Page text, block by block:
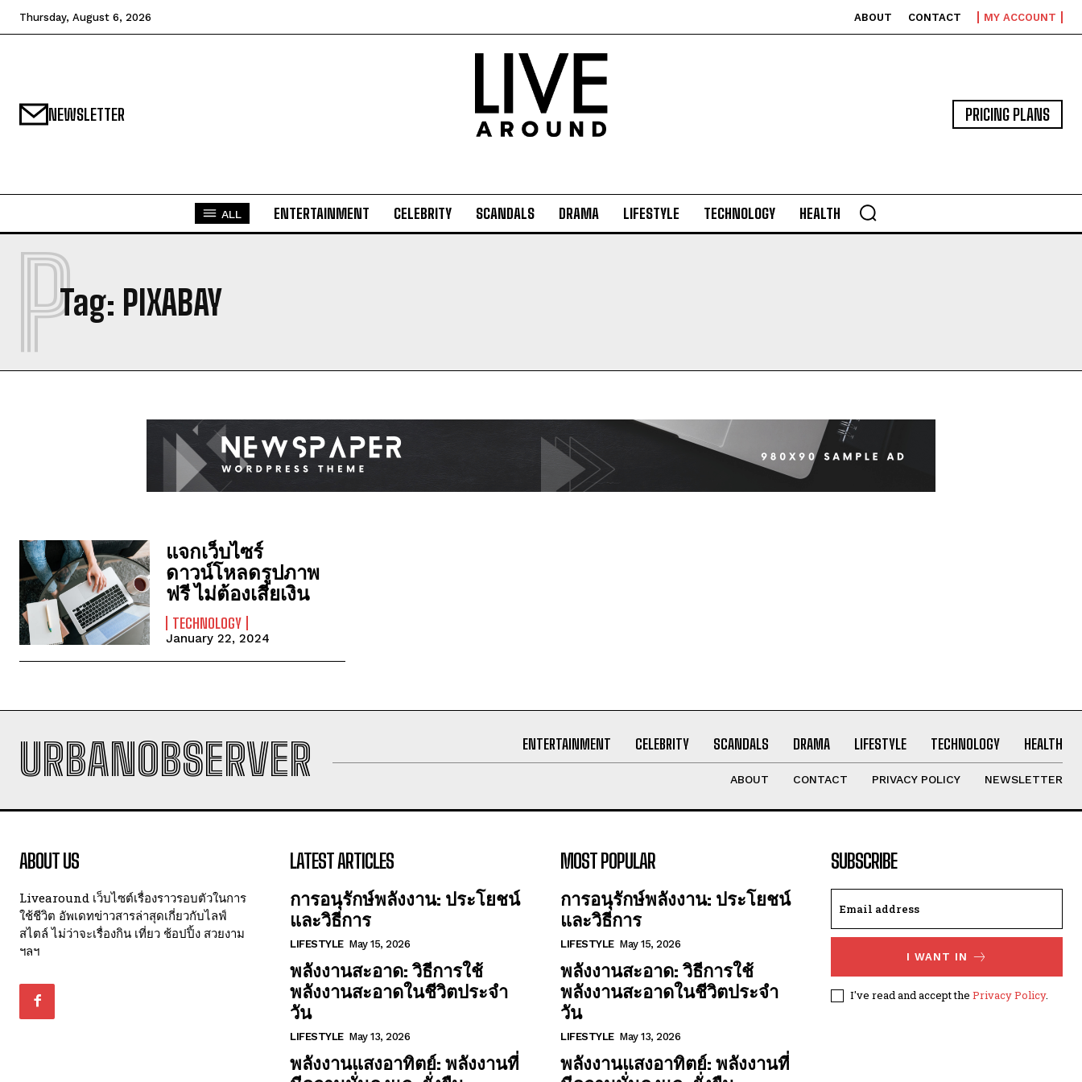
I've read and accept the Privacy Policy.
Thursday, August 6, 2026 ABOUT CONTACT MY ACCOUNT
NEWSLETTER PRICING PLANS
ALL ENTERTAINMENT CELEBRITY SCANDALS DRAMA LIFESTYLE TECHNOLOGY HEALTH
Tag: PIXABAY
P
แจกเว็บไซร์
ดาวน์โหลดรูปภาพ
ฟรี ไม่ต้องเสียเงิน
TECHNOLOGY
January 22, 2024
URBANOBSERVER ENTERTAINMENT CELEBRITY SCANDALS DRAMA LIFESTYLE TECHNOLOGY HEALTH
ABOUT CONTACT PRIVACY POLICY NEWSLETTER
ABOUT US
Livearound เว็บไซต์เรื่องราวรอบตัวในการ
ใช้ชีวิต อัพเดทข่าวสารล่าสุดเกี่ยวกับไลฟ์
สไตล์ ไม่ว่าจะเรื่องกิน เที่ยว ช้อปปิ้ง สวยงาม
ฯลฯ
LATEST ARTICLES
การอนุรักษ์พลังงาน: ประโยชน์
และวิธีการ
LIFESTYLE May 15, 2026
พลังงานสะอาด: วิธีการใช้
พลังงานสะอาดในชีวิตประจำ
วัน
LIFESTYLE May 13, 2026
พลังงานแสงอาทิตย์: พลังงานที่
MOST POPULAR
การอนุรักษ์พลังงาน: ประโยชน์
และวิธีการ
LIFESTYLE May 15, 2026
พลังงานสะอาด: วิธีการใช้
พลังงานสะอาดในชีวิตประจำ
วัน
LIFESTYLE May 13, 2026
พลังงานแสงอาทิตย์: พลังงานที่
SUBSCRIBE
I WANT IN
I've read and accept the Privacy Policy.